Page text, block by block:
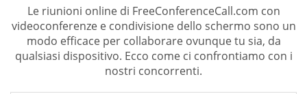
Le riunioni online di FreeConferenceCall.com con
videoconferenze e condivisione dello schermo sono un
modo efficace per collaborare ovunque tu sia, da
qualsiasi dispositivo. Ecco come ci confrontiamo con i
nostri concorrenti.